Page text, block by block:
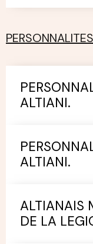
PERSONNALITES
ALTIANI.
ALTIANI.
ALTIANAIS
DE LA